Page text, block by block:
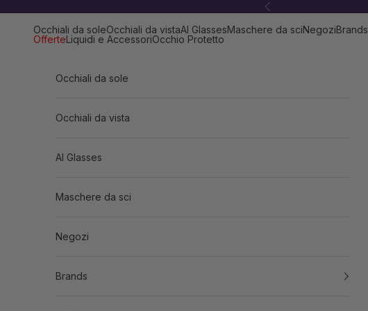
Precedente
Occhiali da soleOcchiali da vistaAI GlassesMaschere da sciNegoziBrands
OfferteLiquidi e AccessoriOcchio Protetto
Occhiali da sole
Occhiali da vista
AI Glasses
Maschere da sci
Negozi
Brands